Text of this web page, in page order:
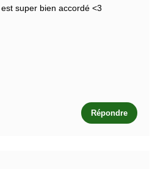
super bien accordé <3
Répondre